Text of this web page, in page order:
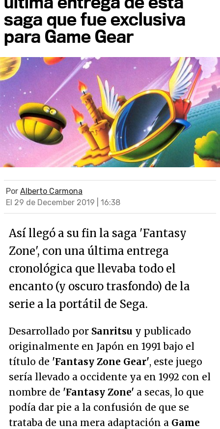
saga que fue exclusiva
para Game Gear
Por Alberto Carmona
El 29 de December 2019 | 16:38
Así llegó a su fin la saga 'Fantasy
Zone', con una última entrega
cronológica que llevaba todo el
encanto (y oscuro trasfondo) de la
serie a la portátil de Sega.
Desarrollado por Sanritsu y publicado
originalmente en Japón en 1991 bajo el
título de 'Fantasy Zone Gear', este juego
sería llevado a occidente ya en 1992 con el
nombre de 'Fantasy Zone' a secas, lo que
podía dar pie a la confusión de que se
trataba de una mera adaptación a Game